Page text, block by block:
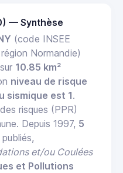
— Synthèse
(code INSEE
Normandie)
sur 10.85 km²
niveau de risque
sismique est 1.
risques (PPR)
Depuis 1997, 5
et/ou Coulées
et Pollutions